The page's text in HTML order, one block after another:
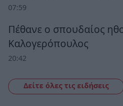
07:59
Πέθανε ο σπουδαίος
Καλογερόπουλος
20:42
Δείτε όλες τις ειδήσεις